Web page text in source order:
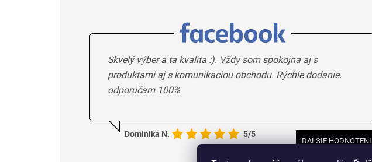
Skvelý výber a ta kvalita :). Vždy som spokojna aj s
produktami aj s komunikaciou obchodu. Rýchle dodanie.
odporučam 100%
Dominika N. 5/5
DALSIE